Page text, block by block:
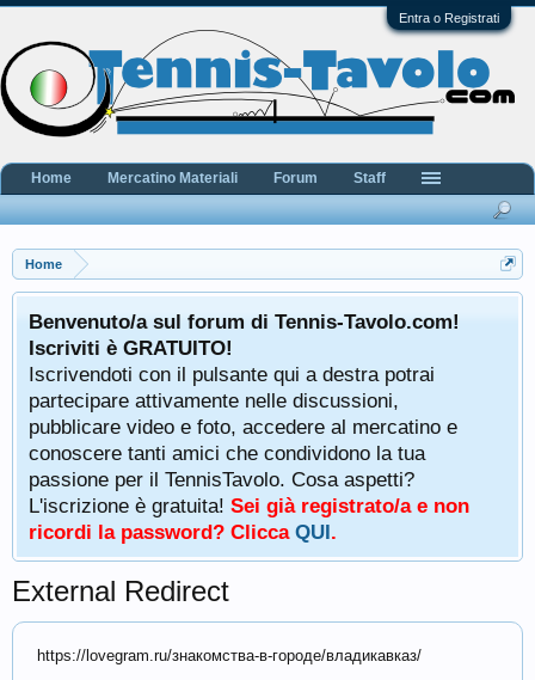
Entra o Registrati
Home
Benvenuto/a sul forum di Tennis-Tavolo.com!
Iscriviti è GRATUITO!
Iscrivendoti con il pulsante qui a destra potrai
partecipare attivamente nelle discussioni,
pubblicare video e foto, accedere al mercatino e
conoscere tanti amici che condividono la tua
passione per il TennisTavolo. Cosa aspetti?
L'iscrizione è gratuita! Sei già registrato/a e non
ricordi la password? Clicca QUI.
External Redirect
https://lovegram.ru/знакомства-в-городе/владикавказ/
Home Mercatino Materiali Forum Staff